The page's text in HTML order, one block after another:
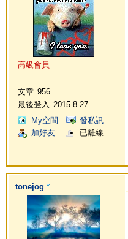
高級會員
文章 956
最後登入
2015-8-27
My空間
發私訊
加好友
已離線
tonejog